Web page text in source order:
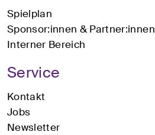
Spielplan
Sponsor:innen & Partner:innen
Interner Bereich
Service
Kontakt
Jobs
Newsletter